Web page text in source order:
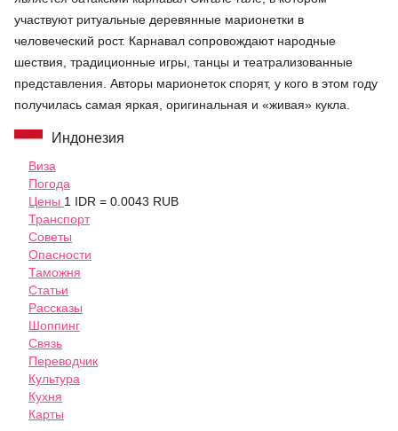
участвуют ритуальные деревянные марионетки в
человеческий рост. Карнавал сопровождают народные
шествия, традиционные игры, танцы и театрализованные
представления. Авторы марионеток спорят, у кого в этом году
получилась самая яркая, оригинальная и «живая» кукла.
Индонезия
Виза
Погода
Цены 1 IDR = 0.0043 RUB
Транспорт
Советы
Опасности
Таможня
Статьи
Рассказы
Шоппинг
Связь
Переводчик
Культура
Кухня
Карты